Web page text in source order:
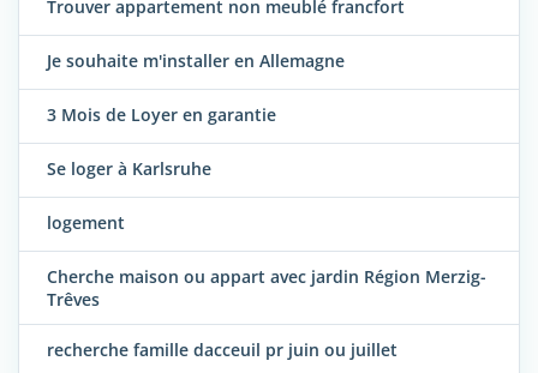
Trouver appartement non meublé francfort
Je souhaite m'installer en Allemagne
3 Mois de Loyer en garantie
Se loger à Karlsruhe
logement
Cherche maison ou appart avec jardin Région Merzig-
Trêves
recherche famille dacceuil pr juin ou juillet